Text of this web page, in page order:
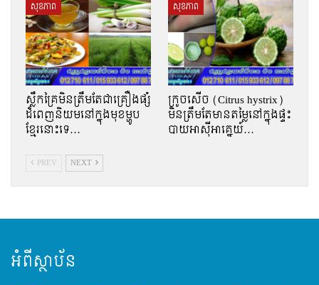
សុខភាព
ស្លឹកគ្រៃមិនត្រឹមតែជាគ្រឿងផ្សំ
ដ៏ពេញនិយមនៅក្នុងមុខម្ហូប
ខ្មែរនោះទេ…
សុខភាព
ក្រូចសើច (Citrus hystrix)
មិនត្រឹមតែមានតម្លៃនៅក្នុងផ្ទះ
បាយអាស៊ីអាគ្នេយ៍…
PREV NEXT
អំពីស្ថាប័ន